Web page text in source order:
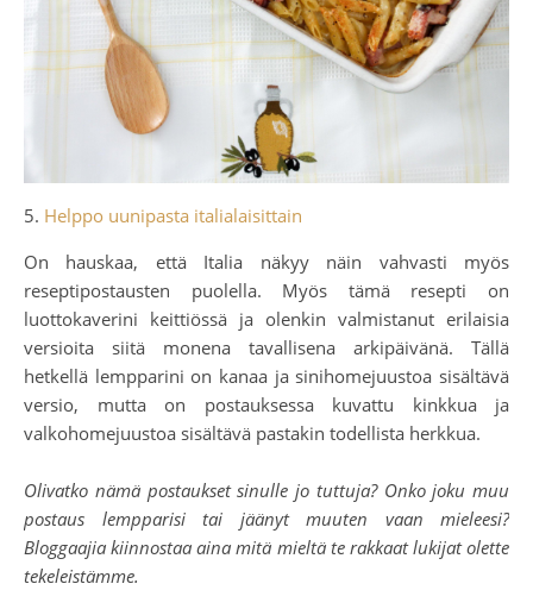
5. Helppo uunipasta italialaisittain
On hauskaa, että Italia näkyy näin vahvasti myös
reseptipostausten puolella. Myös tämä resepti on
luottokaverini keittiössä ja olenkin valmistanut erilaisia
versioita siitä monena tavallisena arkipäivänä. Tällä
hetkellä lempparini on kanaa ja sinihomejuustoa sisältävä
versio, mutta on postauksessa kuvattu kinkkua ja
valkohomejuustoa sisältävä pastakin todellista herkkua.
Olivatko nämä postaukset sinulle jo tuttuja? Onko joku muu
postaus lempparisi tai jäänyt muuten vaan mieleesi?
Bloggaajia kiinnostaa aina mitä mieltä te rakkaat lukijat olette
tekeleistämme.